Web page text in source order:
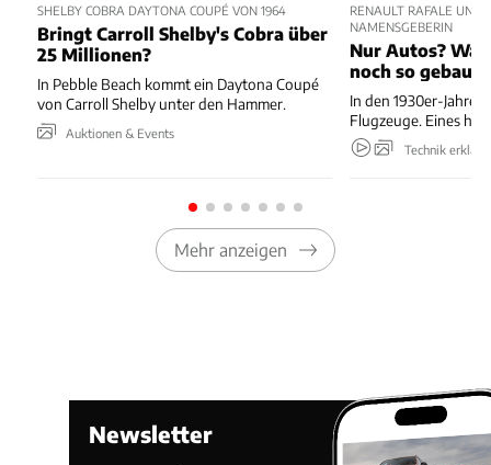
SHELBY COBRA DAYTONA COUPÉ VON 1964
Bringt Carroll Shelby's Cobra über
25 Millionen?
In Pebble Beach kommt ein Daytona Coupé
von Carroll Shelby unter den Hammer.
Auktionen & Events
RENAULT RAFALE UND
NAMENSGEBERIN
Nur Autos?
noch so gebaut
In den 1930er-
Flugzeuge. Eines
Technik erklärt
Mehr anzeigen
Newsletter